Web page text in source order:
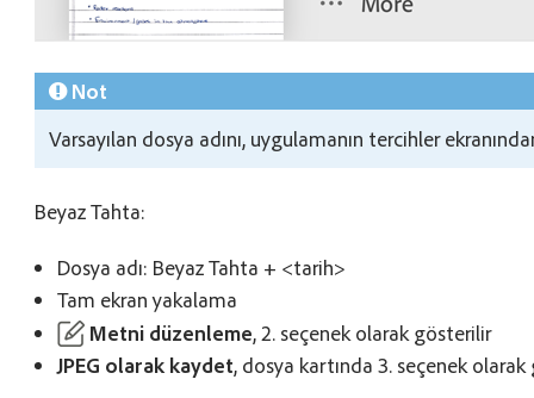
Not
Varsayılan dosya adını, uygulamanın tercihler
Beyaz Tahta:
Dosya adı: Beyaz Tahta + <tarih>
Tam ekran yakalama
Metni düzenleme, 2. seçenek olarak gösterilir
JPEG olarak kaydet, dosya kartında 3. seçenek